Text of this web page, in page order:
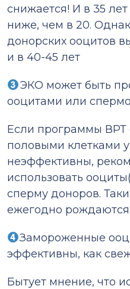
снижается! И в 35
ниже, чем в 20.
донорских ооцитов
и в 40-45 лет
ЭКО может быть
ооцитами или
Если программы ВРТ
половыми клетками
неэффективны,
использовать
сперму доноров.
ежегодно
Замороженные
эффективны, как
Бытует мнение, что